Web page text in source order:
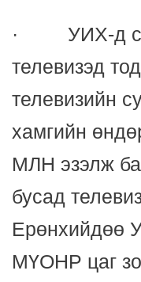
· УИХ-д
телевизэд
телевизийн
хамгийн
МЛН эзэлж
бусад
Ерөнхийдөө
МҮОНР цаг